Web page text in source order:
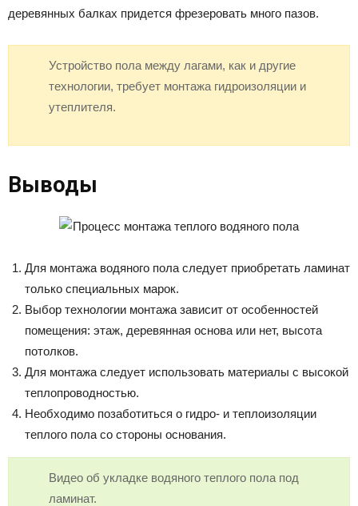
деревянных балках придется фрезеровать много пазов.
Устройство пола между лагами, как и другие
технологии, требует монтажа гидроизоляции и
утеплителя.
Выводы
Для монтажа водяного пола следует приобретать ламинат
только специальных марок.
Выбор технологии монтажа зависит от особенностей
помещения: этаж, деревянная основа или нет, высота
потолков.
Для монтажа следует использовать материалы с высокой
теплопроводностью.
Необходимо позаботиться о гидро- и теплоизоляции
теплого пола со стороны основания.
Видео об укладке водяного теплого пола под
ламинат.